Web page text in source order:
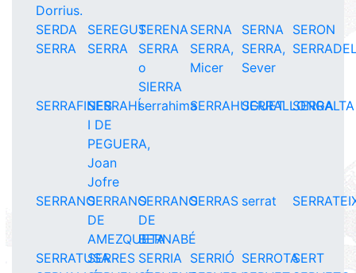
Dorrius.
SERDA SEREGUTSERENASERNA SERNA
SERON
SERRA
SERRA
SERRA
o
SIERRA
SERRA,
Micer
SERRA,
Sever
SERRAFINESSERRAHÍ
I DE
PEGUERA,
Joan
Jofre
serrahimaSERRAHUGUETSERRALLONGA
SERRALTA
SERRANOSERRANO
DE
AMEZQUETA
SERRANO
DE
BERNABÉ
SERRAS serrat
SERRATUSASERRES SERRIA SERRIÓ SERROTASERT